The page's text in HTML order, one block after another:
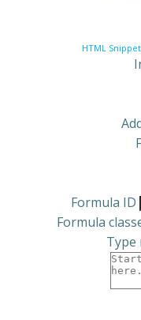
HTML
Formula ID
Formula
Type